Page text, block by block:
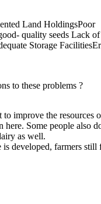
Land HoldingsPoor
quality seeds Lack of
Storage
to these problems ?
improve the resources
Some people also
as well.
developed, farmers still